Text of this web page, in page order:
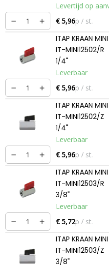
Levertijd op
€ 5,96p / st.
ITAP KRAAN
IT-MINI12502/R
1/4"
Leverbaar
€ 5,96p / st.
ITAP KRAAN
IT-MINI12502/Z
1/4"
Leverbaar
€ 5,96p / st.
ITAP KRAAN
IT-MINI12503/R
3/8"
Leverbaar
€ 5,72p / st.
ITAP KRAAN
IT-MINI12503/Z
3/8"